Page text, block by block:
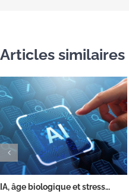
Articles similaires
IA, âge biologique et stress…